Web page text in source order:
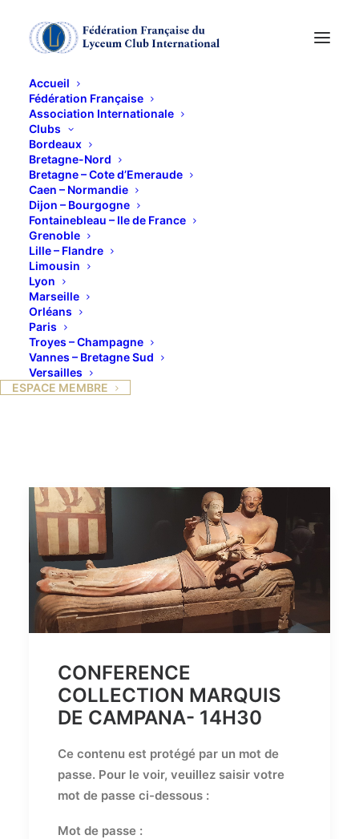
Accueil
Fédération Française
Association Internationale
Clubs
Bordeaux
Bretagne-Nord
Bretagne – Cote d’Emeraude
Caen – Normandie
Dijon – Bourgogne
Fontainebleau – Ile de France
Grenoble
Lille – Flandre
Limousin
Lyon
Marseille
Orléans
Paris
Troyes – Champagne
Vannes – Bretagne Sud
Versailles
ESPACE MEMBRE
CONFERENCE
COLLECTION MARQUIS
DE CAMPANA- 14H30
Ce contenu est protégé par un mot de
passe. Pour le voir, veuillez saisir votre
mot de passe ci-dessous :
Mot de passe :